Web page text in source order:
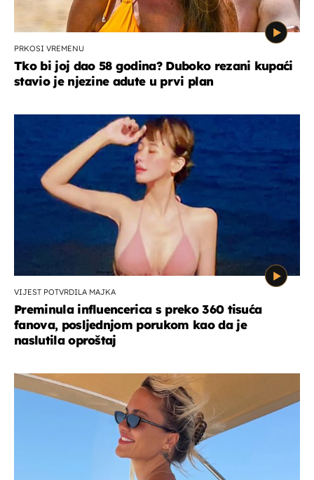
PRKOSI VREMENU
Tko bi joj dao 58 godina? Duboko rezani kupaći
stavio je njezine adute u prvi plan
VIJEST POTVRDILA MAJKA
Preminula influencerica s preko 360 tisuća
fanova, posljednjom porukom kao da je
naslutila oproštaj